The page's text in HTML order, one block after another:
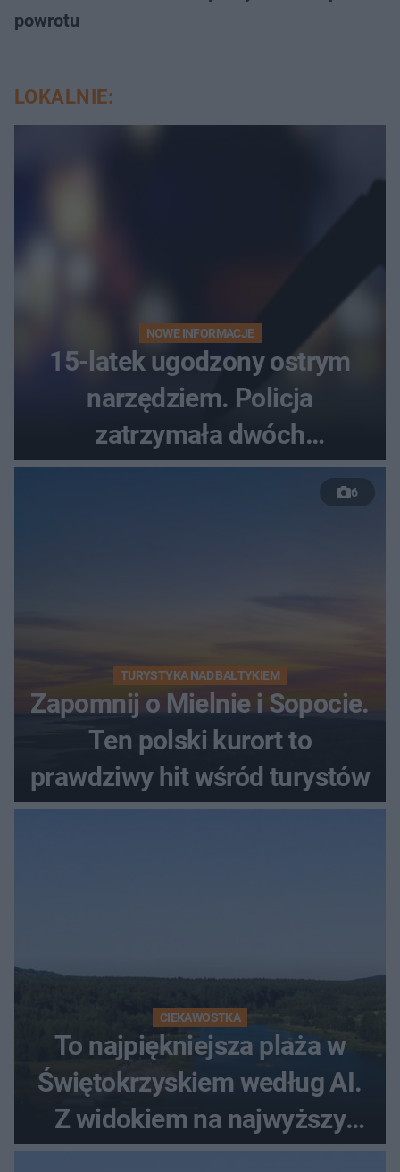
powrotu
LOKALNIE:
NOWE INFORMACJE
15-latek ugodzony ostrym
narzędziem. Policja
zatrzymała dwóch
nastolatków
6
TURYSTYKA NAD BAŁTYKIEM
Zapomnij o Mielnie i Sopocie.
Ten polski kurort to
prawdziwy hit wśród turystów
CIEKAWOSTKA
To najpiękniejsza plaża w
Świętokrzyskiem według AI.
Z widokiem na najwyższy
szczyt Gór Świętokrzyskich